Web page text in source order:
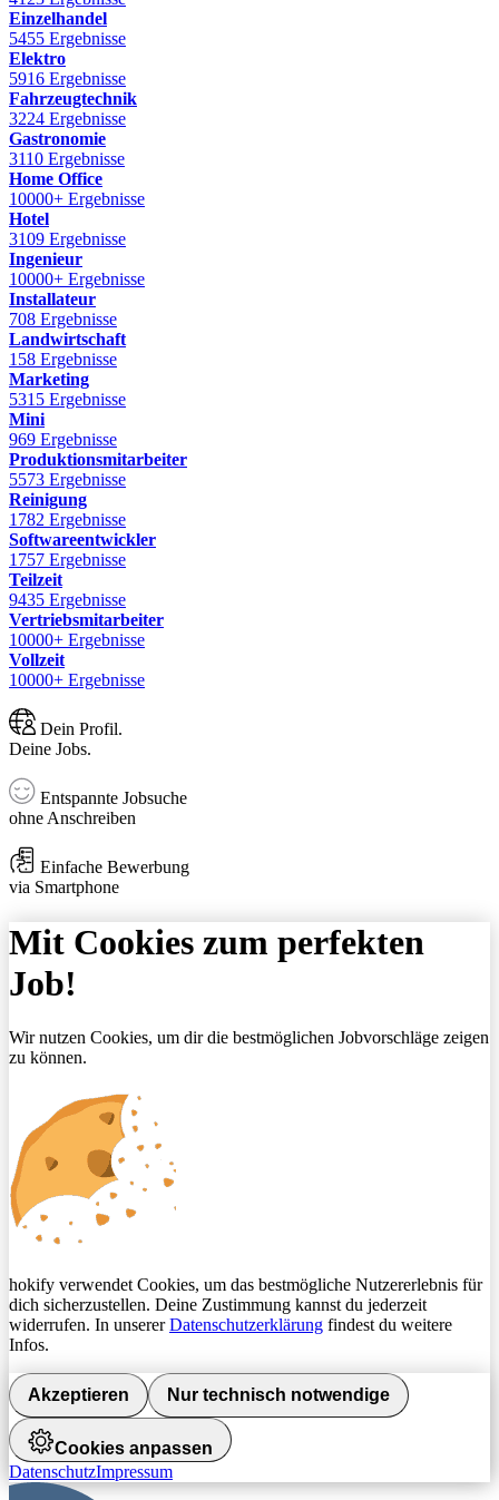
Einzelhandel
5455 Ergebnisse
Elektro
5916 Ergebnisse
Fahrzeugtechnik
3224 Ergebnisse
Gastronomie
3110 Ergebnisse
Home Office
10000+ Ergebnisse
Hotel
3109 Ergebnisse
Ingenieur
10000+ Ergebnisse
Installateur
708 Ergebnisse
Landwirtschaft
158 Ergebnisse
Marketing
5315 Ergebnisse
Mini
969 Ergebnisse
Produktionsmitarbeiter
5573 Ergebnisse
Reinigung
1782 Ergebnisse
Softwareentwickler
1757 Ergebnisse
Teilzeit
9435 Ergebnisse
Vertriebsmitarbeiter
10000+ Ergebnisse
Vollzeit
10000+ Ergebnisse
Dein Profil.
Deine Jobs.
Entspannte Jobsuche
ohne Anschreiben
Einfache Bewerbung
via Smartphone
Mit Cookies zum perfekten
Job!
Wir nutzen Cookies, um dir die bestmöglichen Jobvorschläge zeigen
zu können.
hokify verwendet Cookies, um das bestmögliche Nutzererlebnis für
dich sicherzustellen. Deine Zustimmung kannst du jederzeit
widerrufen. In unsererDatenschutzerklärung findest du weitere
Infos.
Akzeptieren Nur technisch notwendige
Cookies anpassen
DatenschutzImpressum